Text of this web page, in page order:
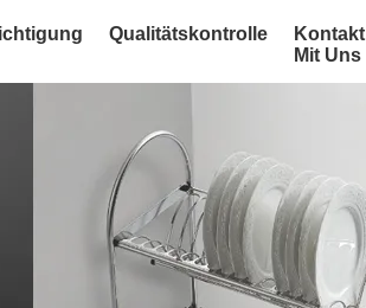
Qualitätskontrolle
Kontakt
Mit Uns